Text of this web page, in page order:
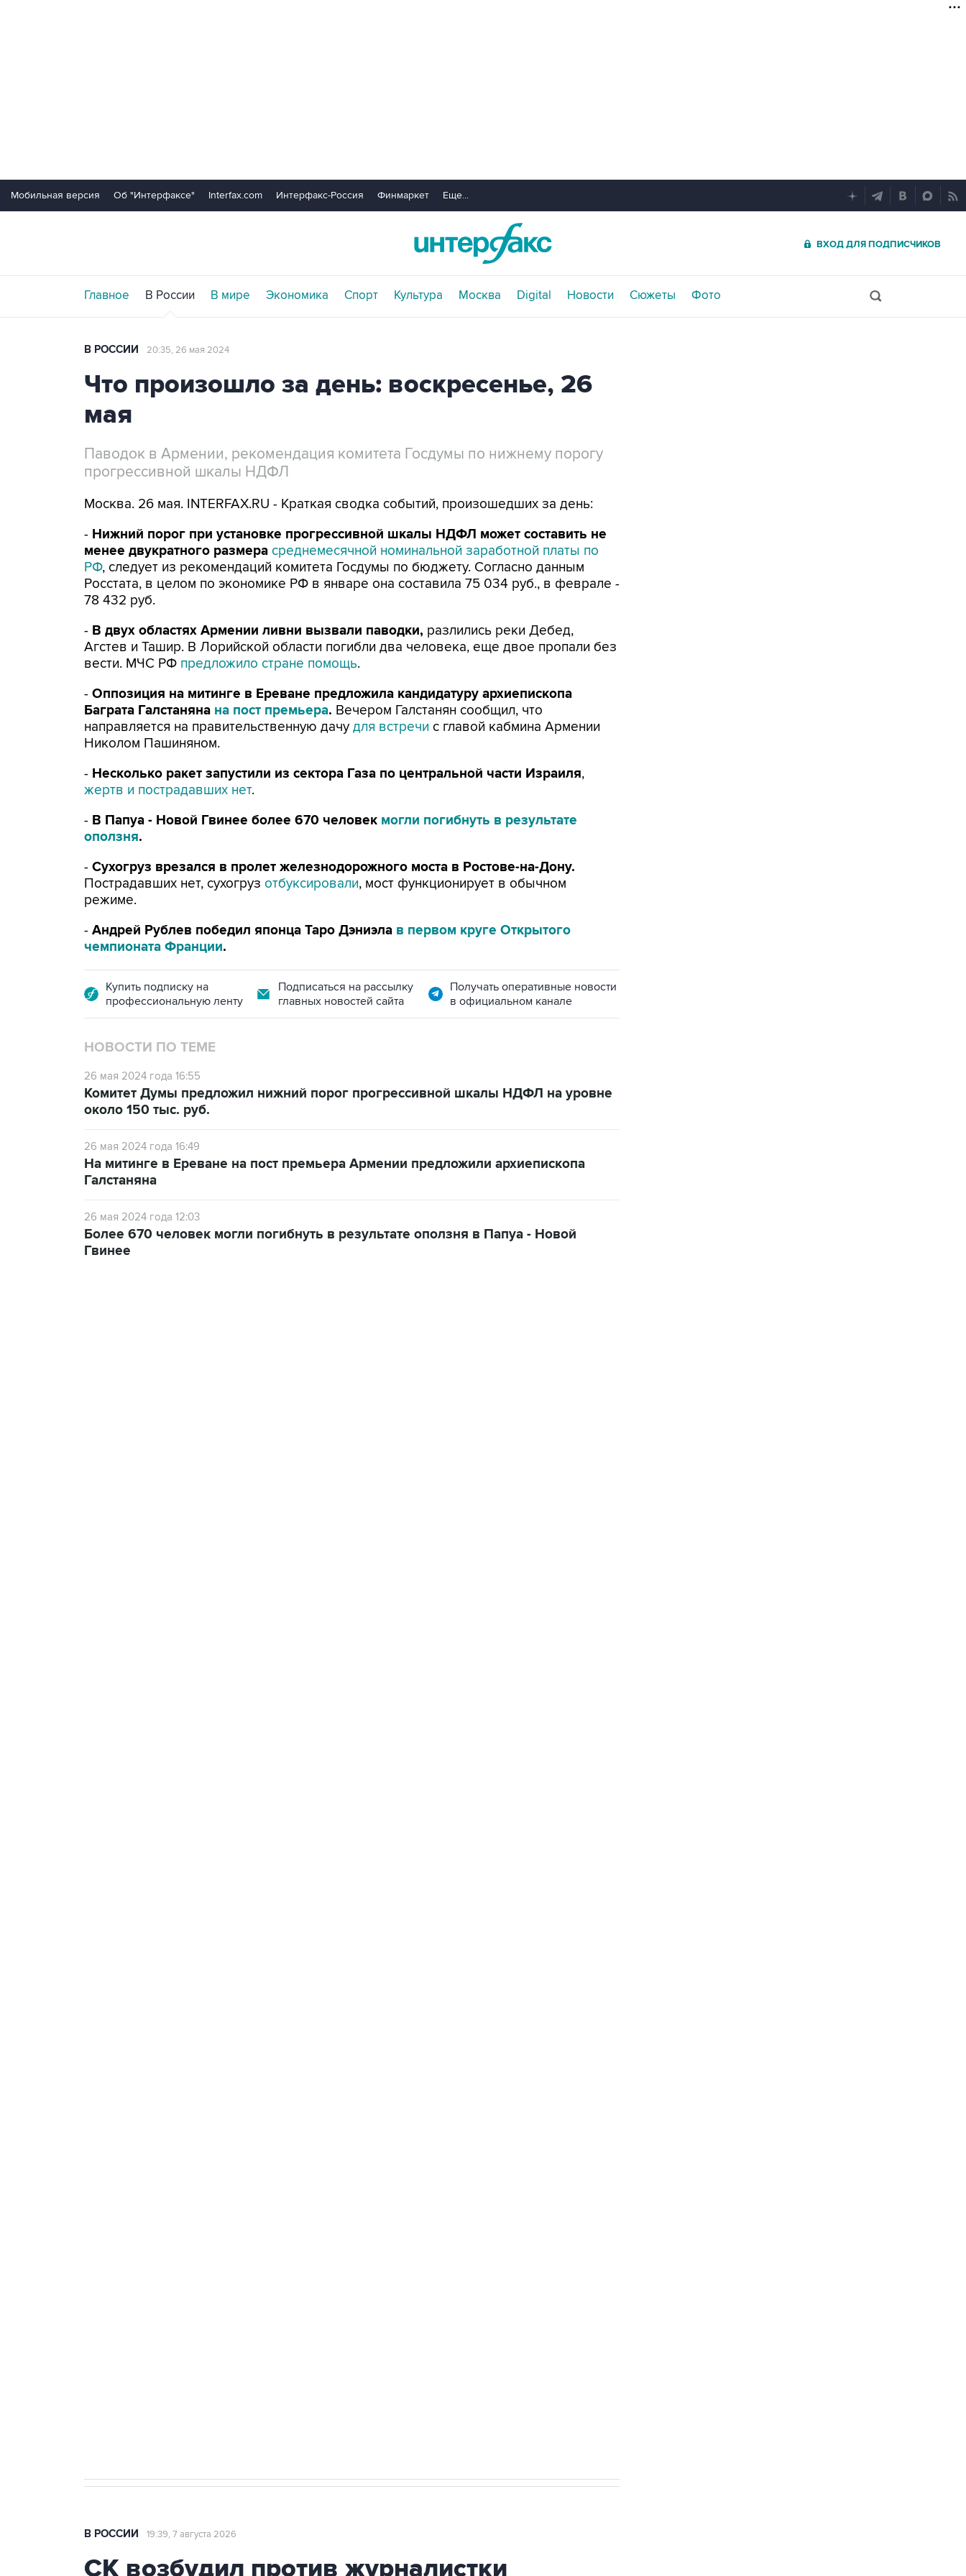
Мобильная версия Об "Интерфаксе" Interfax.com Интерфакс-Россия Финмаркет Еще...
ВХОД ДЛЯ ПОДПИСЧИКОВ
Главное В России В мире Экономика Спорт Культура Москва Digital Новости Сюжеты Фото
В РОССИИ 20:35, 26 мая 2024
Что произошло за день: воскресенье, 26
мая
Паводок в Армении, рекомендация комитета Госдумы по нижнему порогу
прогрессивной шкалы НДФЛ
Москва. 26 мая. INTERFAX.RU - Краткая сводка событий, произошедших за день:
- Нижний порог при установке прогрессивной шкалы НДФЛ может составить не
менее двукратного размера среднемесячной номинальной заработной платы по
РФ, следует из рекомендаций комитета Госдумы по бюджету. Согласно данным
Росстата, в целом по экономике РФ в январе она составила 75 034 руб., в феврале -
78 432 руб.
- В двух областях Армении ливни вызвали паводки, разлились реки Дебед,
Агстев и Ташир. В Лорийской области погибли два человека, еще двое пропали без
вести. МЧС РФ предложило стране помощь.
- Оппозиция на митинге в Ереване предложила кандидатуру архиепископа
Баграта Галстаняна на пост премьера. Вечером Галстанян сообщил, что
направляется на правительственную дачу для встречи с главой кабмина Армении
Николом Пашиняном.
- Несколько ракет запустили из сектора Газа по центральной части Израиля,
жертв и пострадавших нет.
- В Папуа - Новой Гвинее более 670 человек могли погибнуть в результате
оползня.
- Сухогруз врезался в пролет железнодорожного моста в Ростове-на-Дону.
Пострадавших нет, сухогруз отбуксировали, мост функционирует в обычном
режиме.
- Андрей Рублев победил японца Таро Дэниэла в первом круге Открытого
чемпионата Франции.
Купить подписку на
профессиональную ленту
Подписаться на рассылку
главных новостей сайта
Получать оперативные новости
в официальном канале
НОВОСТИ ПО ТЕМЕ
26 мая 2024 года 16:55
Комитет Думы предложил нижний порог прогрессивной шкалы НДФЛ на уровне
около 150 тыс. руб.
26 мая 2024 года 16:49
На митинге в Ереване на пост премьера Армении предложили архиепископа
Галстаняна
26 мая 2024 года 12:03
Более 670 человек могли погибнуть в результате оползня в Папуа - Новой
Гвинее
В РОССИИ 19:39, 7 августа 2026
СК возбудил против журналистки